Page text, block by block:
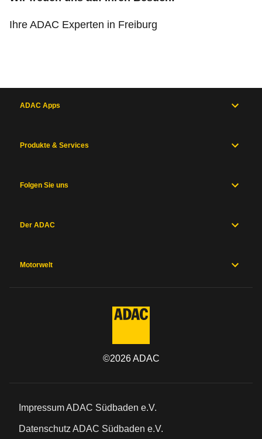
Ihre ADAC Experten in Freiburg
ADAC Apps
Produkte & Services
Folgen Sie uns
Der ADAC
Motorwelt
©2026ADAC
Impressum ADAC Südbaden e.V.
Datenschutz ADAC Südbaden e.V.